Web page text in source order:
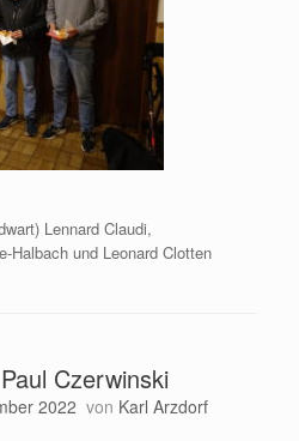
Lennard Claudi,
Halbach und Leonard Clotten
Czerwinski
2022 von Karl Arzdorf